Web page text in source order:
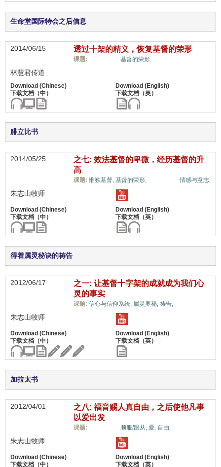
生命堂国际特会之后信息
2014/06/15 透过十架的精义，恢复基督的荣形
课题: 基督的荣形,
林慧君传道
腓立比书
2014/05/25
之七: 效法基督的卑微，经历基督的升
高
课题:惟独基督, 基督的荣形, 十架信息,情感与意志,
朱志山牧师
得着属灵秘诀的祷告
2012/06/17
之一: 让基督十字架的成就成为我们心
灵的事实
课题: 信心与信仰系统, 属灵奥秘, 祷告,
朱志山牧师
加拉太书
2012/04/01
之八: 福音赐人真自由，之后使他凡事
以爱出发
课题: 顺服/跟从, 爱, 自由,
朱志山牧师